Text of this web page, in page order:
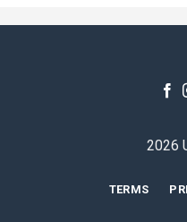
2026
TERMS